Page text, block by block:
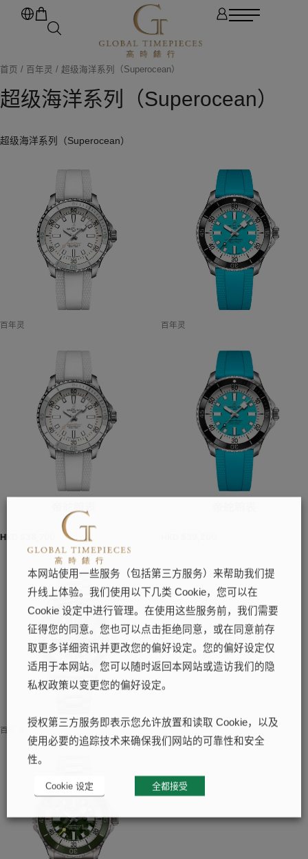
首页 / 百年灵 / 超级海洋系列（Superocean）
超级海洋系列（Superocean）
超级海洋系列（Superocean）
百年灵
帝舵腕表
HKD $
百年灵
百年灵
本网站使用一些服务（包括第三方服务）来帮助我们提
升线上体验。我们使用以下几类 Cookie，您可以在
Cookie 设定中进行管理。在使用这些服务前，我们需要
征得您的同意。您也可以点击拒绝同意，或在同意前存
取更多详细资讯并更改您的偏好设定。您的偏好设定仅
适用于本网站。您可以随时返回本网站或造访我们的隐
私权政策以变更您的偏好设定。
授权第三方服务即表示您允许放置和读取 Cookie，以及
使用必要的追踪技术来确保我们网站的可靠性和安全
性。
Cookie 设定 全都接受